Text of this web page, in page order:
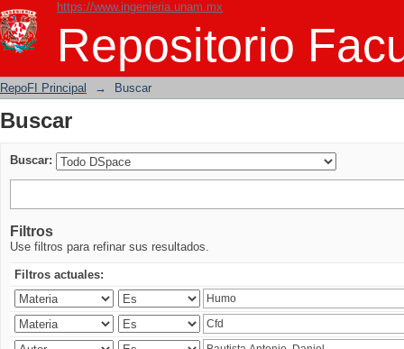
https://www.ingenieria.unam.mx
Repositorio
Buscar
RepoFI Principal → Buscar
Buscar
Buscar:
Filtros
Use filtros para refinar sus resultados.
Filtros actuales: